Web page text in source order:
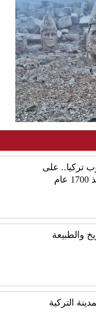
تركيا.. على
والطبيعة
التركية